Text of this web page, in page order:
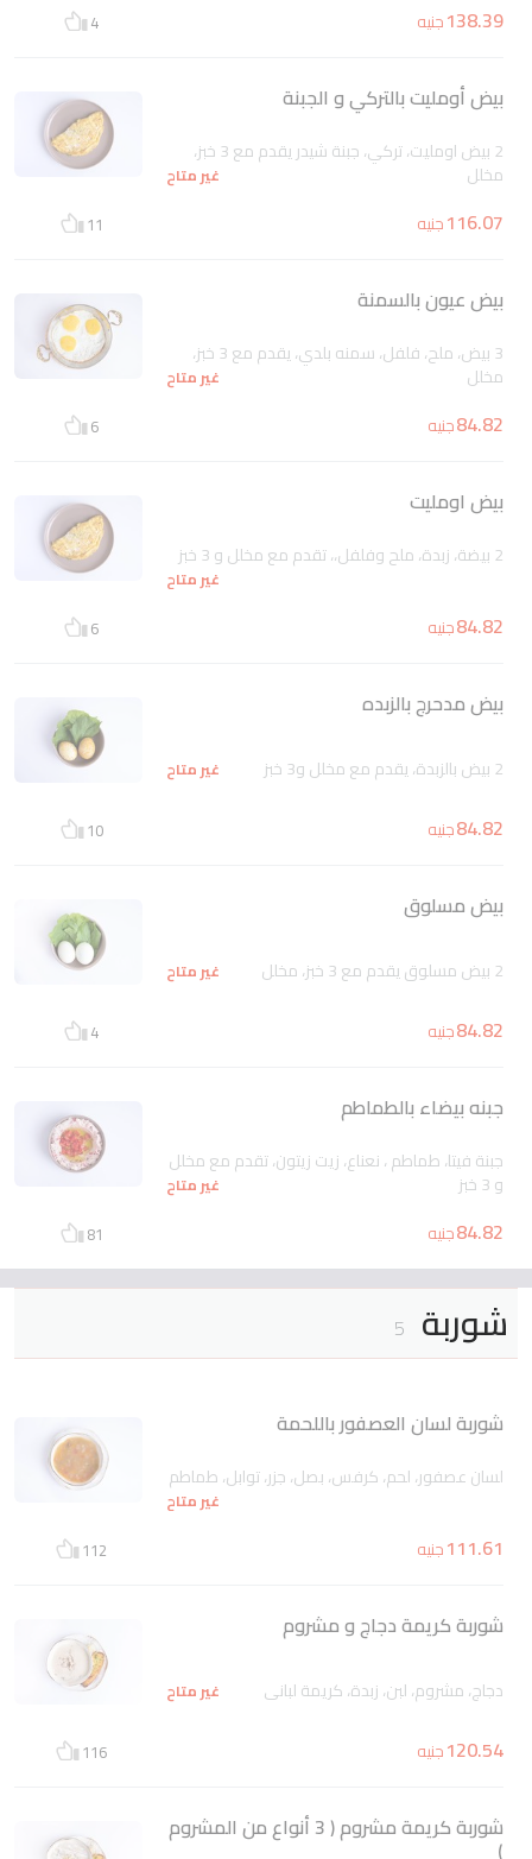
138.39جنيه 4
بيض أومليت بالتركي و الجبنة
2 بيض اومليت، تركي، جبنة شيدر يقدم مع 3 خبز،
مخلل غير متاح
116.07جنيه 11
بيض عيون بالسمنة
3 بيض، ملح، فلفل، سمنه بلدي، يقدم مع 3 خبز،
مخلل غير متاح
84.82جنيه 6
بيض اومليت
2 بيضة، زبدة، ملح وفلفل،، تقدم مع مخلل و 3 خبز
غير متاح
84.82جنيه 6
بيض مدحرج بالزبده
2 بيض بالزبدة، يقدم مع مخلل و3 خبز غير متاح
84.82جنيه 10
بيض مسلوق
2 بيض مسلوق يقدم مع 3 خبز، مخلل غير متاح
84.82جنيه 4
جبنه بيضاء بالطماطم
جبنة فيتا، طماطم ، نعناع، زيت زيتون، تقدم مع مخلل
و 3 خبز غير متاح
84.82جنيه 81
شوربة 5
شوربة لسان العصفور باللحمة
لسان عصفور، لحم، كرفس، بصل، جزر، توابل، طماطم
غير متاح
111.61جنيه 112
شوربة كريمة دجاج و مشروم
دجاج، مشروم، لبن، زبدة، كريمة لباني غير متاح
120.54جنيه 116
شوربة كريمة مشروم ( 3 أنواع من المشروم
)